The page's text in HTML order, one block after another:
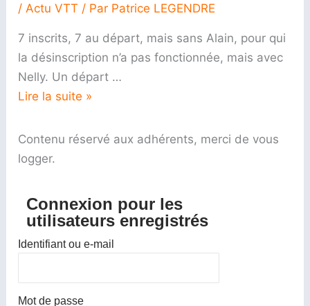
/ Actu VTT / Par Patrice LEGENDRE
7 inscrits, 7 au départ, mais sans Alain, pour qui
la désinscription n’a pas fonctionnée, mais avec
Nelly. Un départ …
Lire la suite »
Contenu réservé aux adhérents, merci de vous
logger.
Connexion pour les
utilisateurs enregistrés
Identifiant ou e-mail
Mot de passe